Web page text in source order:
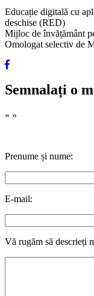
Educație digitală cu
deschise (RED)
Mijloc de învățământ
Omologat selectiv de
Semnalați o
« »
Prenume și nume:
E-mail:
Vă rugăm să descrieți